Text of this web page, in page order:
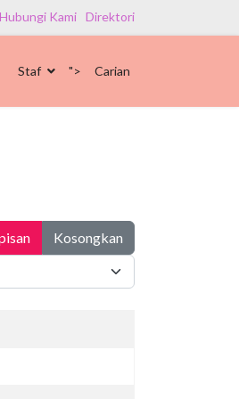
Hubungi Kami Direktori
Staf "> Carian
Kosongkan